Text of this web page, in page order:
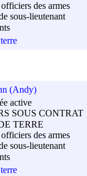
des armes
sous-lieutenant
(Andy)
active
SOUS CONTRAT
TERRE
des armes
sous-lieutenant